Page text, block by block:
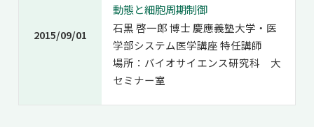
2015/09/01
動態と細胞周期制御
石黒 啓一郎 博士 慶應義塾大学・医
学部システム医学講座 特任講師
場所：バイオサイエンス研究科 大
セミナー室